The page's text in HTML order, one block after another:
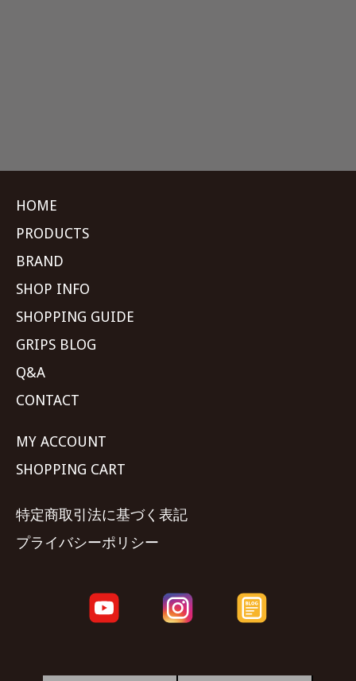
HOME
PRODUCTS
BRAND
SHOP INFO
SHOPPING GUIDE
GRIPS BLOG
Q&A
CONTACT
MY ACCOUNT
SHOPPING CART
特定商取引法に基づく表記
プライバシーポリシー